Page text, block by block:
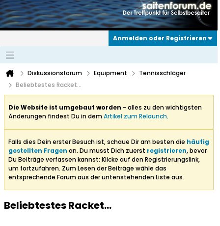
Anmelden oder Registrieren
Diskussionsforum Equipment
Tennisschläger
Beliebtestes Racket...
Die Website ist umgebaut worden - alles zu den wichtigsten
Änderungen findest Du in demArtikel zum Relaunch.
Falls dies Dein erster Besuch ist, schaue Dir am besten die häufig
gestellten Fragen an. Du musst Dich zuerst registrieren, bevor
Du Beiträge verfassen kannst: Klicke auf den Registrierungslink,
um fortzufahren. Zum Lesen der Beiträge wähle das
entsprechende Forum aus der untenstehenden Liste aus.
Beliebtestes Racket...